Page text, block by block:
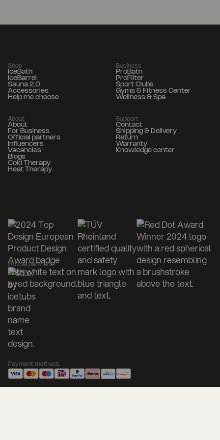
Shop
IceBath
IceBarrel
Sauna 2.0
Accessories
Help me choose
Business
ProBath
ProFilter
Sport Clubs
Gyms & Fitness Center
Wellness & Spa
About
About
For Business
Official partners
Influencers
Vacancies
Blogs
Cold Therapy
Heat Therapy
Support
Contact
Shipping & Delivery
Return
Warranty
Knowledge center
Official partners
Payment methods